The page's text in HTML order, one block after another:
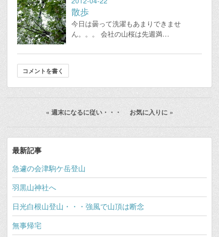
散歩
今日は曇って洗濯もあまりできませ
ん。。。 会社の山桜は先週満…
コメントを書く
«週末になるに従い・・・ お気に入りに»
最新記事
急遽の会津駒ケ岳登山
羽黒山神社へ
日光白根山登山・・・強風で山頂は断念
無事帰宅